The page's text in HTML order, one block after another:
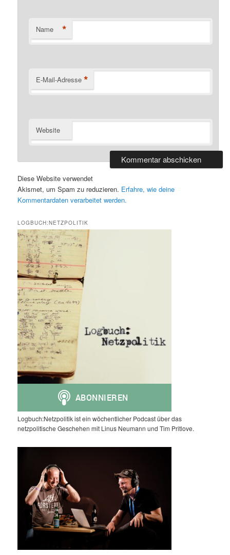
Name *
E-Mail-Adresse *
Website
Diese Website verwendet
Akismet, um Spam zu reduzieren. Erfahre, wie deine
Kommentardaten verarbeitet werden.
LOGBUCH:NETZPOLITIK
Logbuch:Netzpolitik ist ein wöchentlicher Podcast über das
netzpolitische Geschehen mit Linus Neumann und Tim Pritlove.